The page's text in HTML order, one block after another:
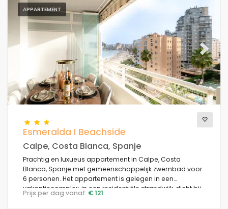
APPARTEMENT
Next
Esmeralda I Beachside
Calpe, Costa Blanca, Spanje
Prachtig en luxueus appartement in Calpe, Costa
Blanca, Spanje met gemeenschappelijk zwembad voor
6 personen. Het appartement is gelegen in een
vakantiecomplex, in een residentiële strandwijk, dicht bij
restaurants en bars, winkels en supermarkten, op 50 m
Prijs per dag vanaf: € 121